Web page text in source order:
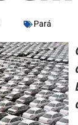
Pará